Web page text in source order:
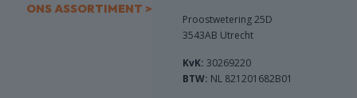
ONS ASSORTIMENT >
Proostwetering 25D
3543AB Utrecht
KvK: 30269220
BTW: NL 821201682B01